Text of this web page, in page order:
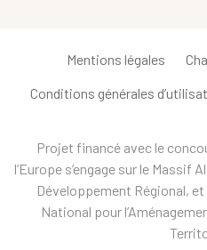
Mentions légales
Conditions générales
Projet financé avec le
l’Europe s’engage sur le Massif
Développement Régional,
National pour